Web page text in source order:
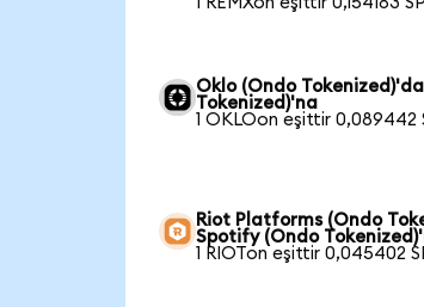
Oklo (Ondo
Tokenized)'na
1 OKLOon eşittir 0,089442
Riot Platforms (Ondo
Spotify (Ondo
1 RIOTon eşittir 0,045402